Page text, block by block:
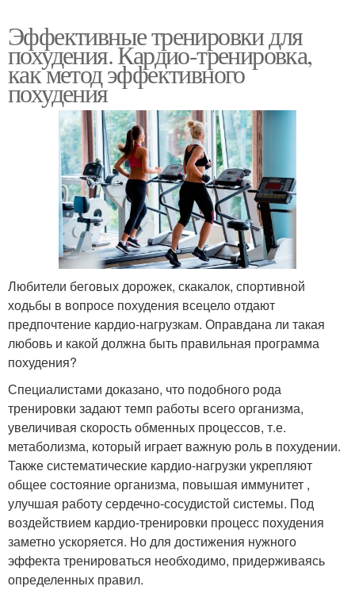
Эффективные тренировки для
похудения. Кардио-тренировка,
как метод эффективного
похудения
Любители беговых дорожек, скакалок, спортивной
ходьбы в вопросе похудения всецело отдают
предпочтение кардио-нагрузкам. Оправдана ли такая
любовь и какой должна быть правильная программа
похудения?
Специалистами доказано, что подобного рода
тренировки задают темп работы всего организма,
увеличивая скорость обменных процессов, т.е.
метаболизма, который играет важную роль в похудении.
Также систематические кардио-нагрузки укрепляют
общее состояние организма, повышая иммунитет ,
улучшая работу сердечно-сосудистой системы. Под
воздействием кардио-тренировки процесс похудения
заметно ускоряется. Но для достижения нужного
эффекта тренироваться необходимо, придерживаясь
определенных правил.